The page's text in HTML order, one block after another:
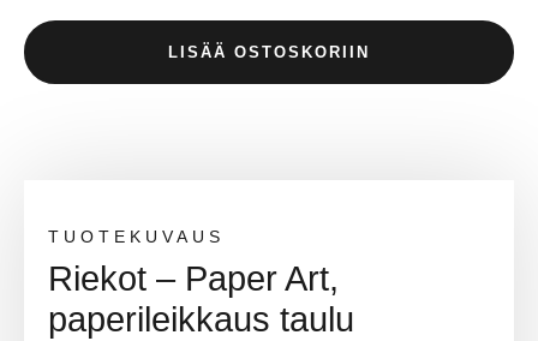
LISÄÄ OSTOSKORIIN
TUOTEKUVAUS
Riekot – Paper Art,
paperileikkaus taulu